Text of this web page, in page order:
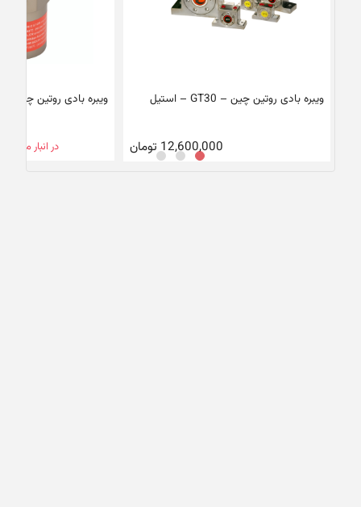
ویبره بادی روتین چین – GT30 – استیل
12,600,000 تومان
ویبره بادی روتین چین – FP18M
در انبار